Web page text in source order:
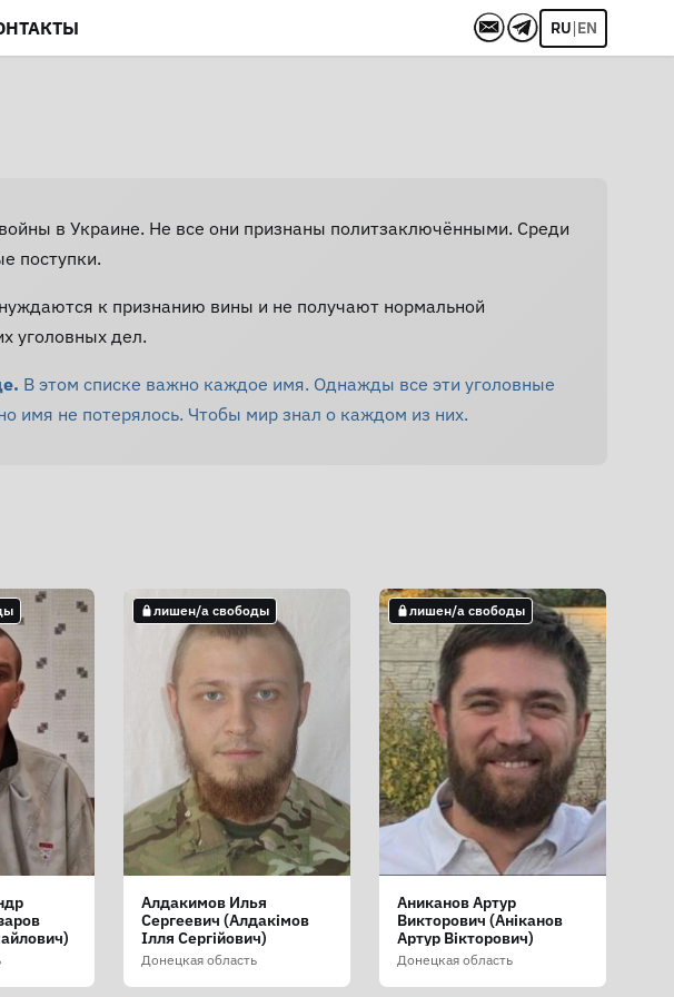
RU|EN
в Украине. Не все они признаны политзаключёнными. Среди
поступки.
к признанию вины и не получают нормальной
уголовных дел.
В этом списке важно каждое имя. Однажды все эти уголовные
имя не потерялось. Чтобы мир знал о каждом из них.
лишен/а свободы
Алдакимов Илья
Сергеевич (Алдакімов
Ілля Сергійович)
Донецкая область
лишен/а свободы
Аниканов Артур
Викторович (Аніканов
Артур Вікторович)
Донецкая область